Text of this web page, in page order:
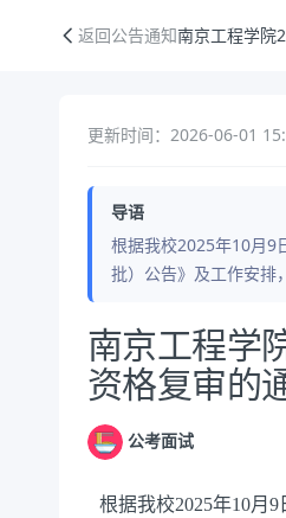
返回公告通知南京工程学院
更新时间：2026-06-01
导语
根据我校2025年10月9
批）公告》及工作安排
公告正文
南京工程学
资格复审的
公考面试
根据我校2025年10月 9